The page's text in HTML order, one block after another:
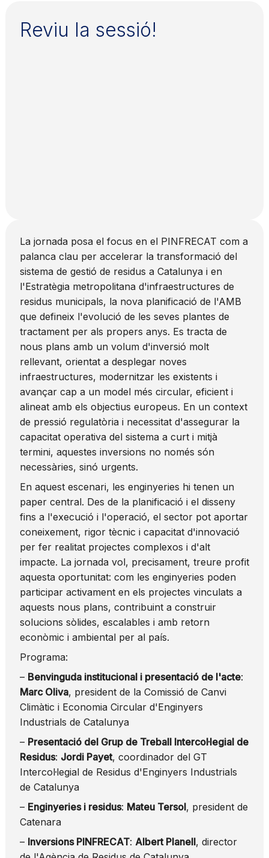
Reviu la sessió!
La jornada posa el focus en el PINFRECAT com a
palanca clau per accelerar la transformació del
sistema de gestió de residus a Catalunya i en
l'Estratègia metropolitana d'infraestructures de
residus municipals, la nova planificació de l'AMB
que defineix l'evolució de les seves plantes de
tractament per als propers anys. Es tracta de
nous plans amb un volum d'inversió molt
rellevant, orientat a desplegar noves
infraestructures, modernitzar les existents i
avançar cap a un model més circular, eficient i
alineat amb els objectius europeus. En un context
de pressió regulatòria i necessitat d'assegurar la
capacitat operativa del sistema a curt i mitjà
termini, aquestes inversions no només són
necessàries, sinó urgents.
En aquest escenari, les enginyeries hi tenen un
paper central. Des de la planificació i el disseny
fins a l'execució i l'operació, el sector pot aportar
coneixement, rigor tècnic i capacitat d'innovació
per fer realitat projectes complexos i d'alt
impacte. La jornada vol, precisament, treure profit
aquesta oportunitat: com les enginyeries poden
participar activament en els projectes vinculats a
aquests nous plans, contribuint a construir
solucions sòlides, escalables i amb retorn
econòmic i ambiental per al país.
Programa:
– Benvinguda institucional i presentació de l'acte:
Marc Oliva, president de la Comissió de Canvi
Climàtic i Economia Circular d'Enginyers
Industrials de Catalunya
– Presentació del Grup de Treball Intercol·legial de
Residus: Jordi Payet, coordinador del GT
Intercol·legial de Residus d'Enginyers Industrials
de Catalunya
– Enginyeries i residus: Mateu Tersol, president de
Catenara
– Inversions PINFRECAT: Albert Planell, director